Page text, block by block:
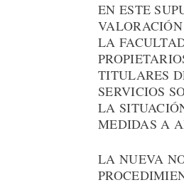
EN ESTE
LA
TITULARES
SERVICIOS
LA
MEDIDAS A
LA NUEVA